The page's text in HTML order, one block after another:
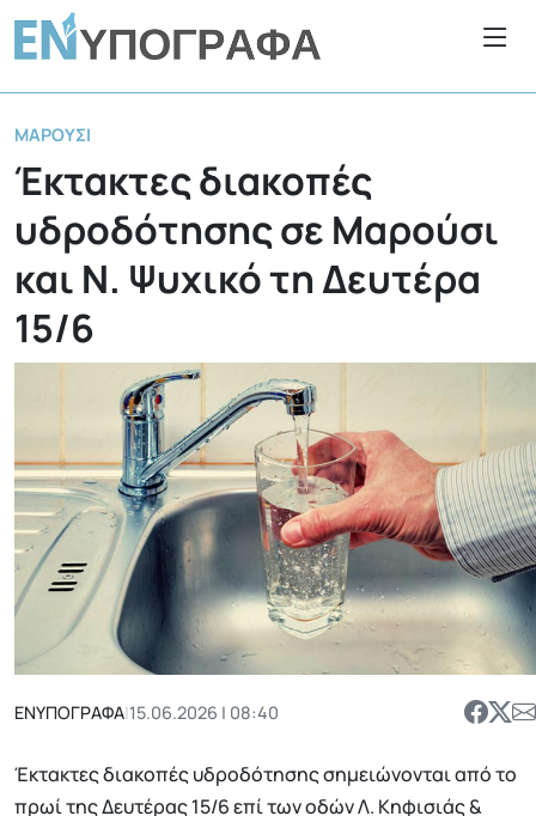
ΜΑΡΟΎΣΙ
Έκτακτες διακοπές
υδροδότησης σε Μαρούσι
και Ν. Ψυχικό τη Δευτέρα
15/6
ΕΝΥΠΟΓΡΑΦΑ|15.06.2026 | 08:40
Έκτακτες διακοπές υδροδότησης σημειώνονται από το
πρωί της Δευτέρας 15/6 επί των οδών Λ. Κηφισιάς &